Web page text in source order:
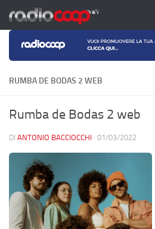
Salta al contenuto
RUMBA DE BODAS 2 WEB
Rumba de Bodas 2 web
DI ANTONIO BACCIOCCHI · 01/03/2022